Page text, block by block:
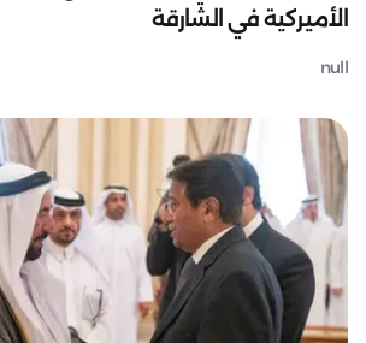
الأميركية في الشارقة
null